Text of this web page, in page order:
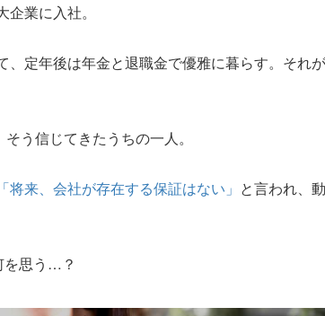
業に入社。
、定年後は年金と退職金で優雅に暮らす。それ
う信じてきたうちの一人。
「将来、会社が存在する保証はない」 と言われ、
を思う…？